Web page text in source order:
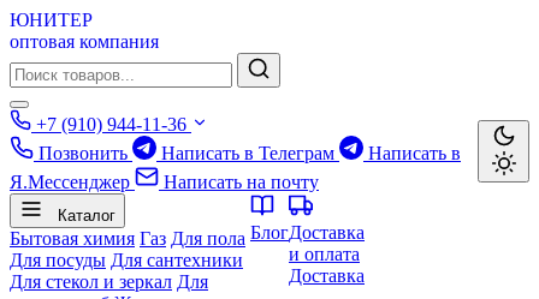
ЮНИТЕР
оптовая компания
+7 (910) 944-11-36
Позвонить
Написать в Телеграм
Написать в
Я.Мессенджер
Написать на почту
Каталог
Бытовая химия Газ Для пола
Для посуды Для сантехники
Для стекол и зеркал Для
БлогДоставка
и оплата
Доставка